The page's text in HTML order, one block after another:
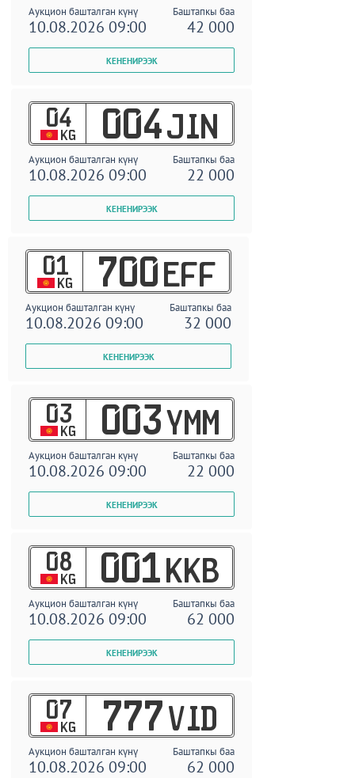
Аукцион башталган күнү Баштапкы баа
10.08.2026 09:00 42 000
04
KG 004 JIN
Аукцион башталган күнү Баштапкы баа
10.08.2026 09:00 22 000
01
KG 700 EFF
Аукцион башталган күнү Баштапкы баа
10.08.2026 09:00 32 000
03
KG 003 YMM
Аукцион башталган күнү Баштапкы баа
10.08.2026 09:00 22 000
08
KG 001 KKB
Аукцион башталган күнү Баштапкы баа
10.08.2026 09:00 62 000
07
KG 777 VID
Аукцион башталган күнү Баштапкы баа
10.08.2026 09:00 62 000